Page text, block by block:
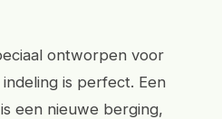
ontworpen voor
is perfect. Een
een nieuwe berging,